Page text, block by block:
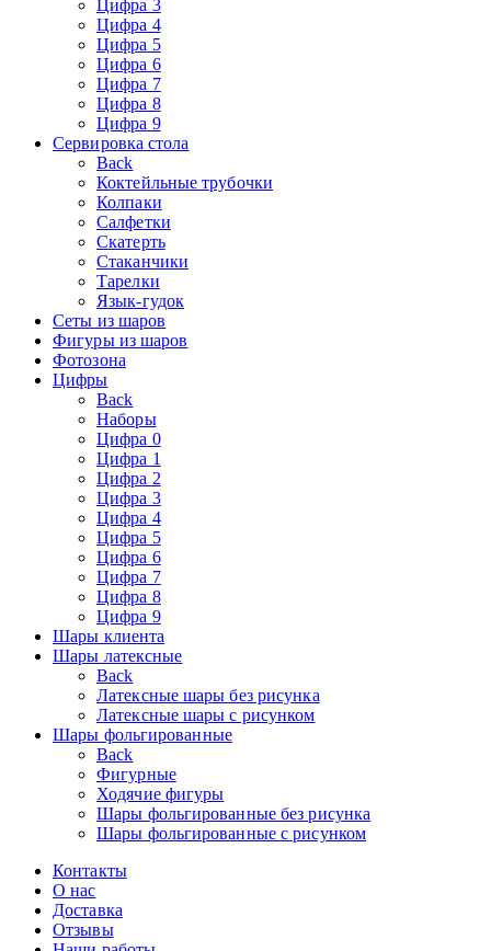
Цифра 3
Цифра 4
Цифра 5
Цифра 6
Цифра 7
Цифра 8
Цифра 9
Сервировка стола
Back
Коктейльные трубочки
Колпаки
Салфетки
Скатерть
Стаканчики
Тарелки
Язык-гудок
Сеты из шаров
Фигуры из шаров
Фотозона
Цифры
Back
Наборы
Цифра 0
Цифра 1
Цифра 2
Цифра 3
Цифра 4
Цифра 5
Цифра 6
Цифра 7
Цифра 8
Цифра 9
Шары клиента
Шары латексные
Back
Латексные шары без рисунка
Латексные шары с рисунком
Шары фольгированные
Back
Фигурные
Ходячие фигуры
Шары фольгированные без рисунка
Шары фольгированные с рисунком
Контакты
О нас
Доставка
Отзывы